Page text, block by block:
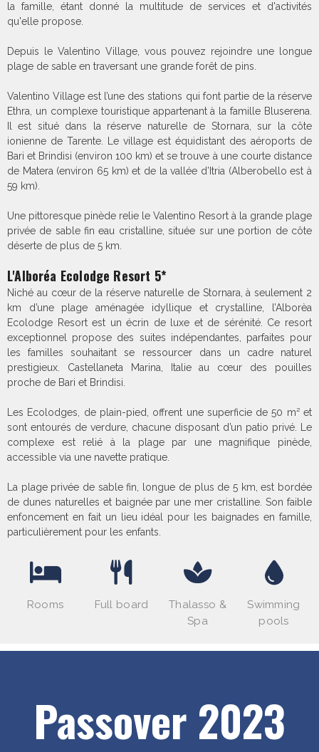
la famille, étant donné la multitude de services et d'activités
qu'elle propose.
Depuis le Valentino Village, vous pouvez rejoindre une longue
plage de sable en traversant une grande forêt de pins.
Valentino Village est l’une des stations qui font partie de la réserve
Ethra, un complexe touristique appartenant à la famille Bluserena.
Il est situé dans la réserve naturelle de Stornara, sur la côte
ionienne de Tarente. Le village est équidistant des aéroports de
Bari et Brindisi (environ 100 km) et se trouve à une courte distance
de Matera (environ 65 km) et de la vallée d’Itria (Alberobello est à
59 km).
Une pittoresque pinède relie le Valentino Resort à la grande plage
privée de sable fin eau cristalline, située sur une portion de côte
déserte de plus de 5 km.
L'Alboréa Ecolodge Resort 5*
Niché au cœur de la réserve naturelle de Stornara, à seulement 2
km d’une plage aménagée idyllique et crystalline, l’Alborèa
Ecolodge Resort est un écrin de luxe et de sérénité. Ce resort
exceptionnel propose des suites indépendantes, parfaites pour
les familles souhaitant se ressourcer dans un cadre naturel
prestigieux. Castellaneta Marina, Italie au cœur des pouilles
proche de Bari et Brindisi.
Les Ecolodges, de plain-pied, offrent une superficie de 50 m² et
sont entourés de verdure, chacune disposant d’un patio privé. Le
complexe est relié à la plage par une magnifique pinède,
accessible via une navette pratique.
La plage privée de sable fin, longue de plus de 5 km, est bordée
de dunes naturelles et baignée par une mer cristalline. Son faible
enfoncement en fait un lieu idéal pour les baignades en famille,
particulièrement pour les enfants.
Rooms Full board
Thalasso &
Spa
Swimming
pools
Passover 2023